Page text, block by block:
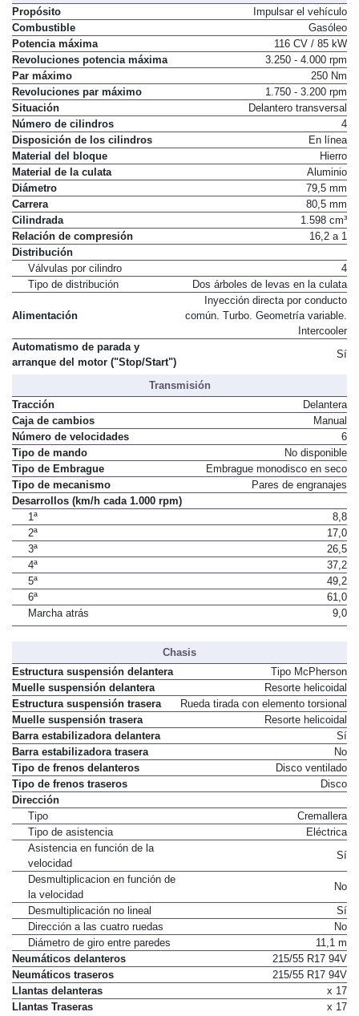
Propósito
Impulsar el vehículo
Combustible
Gasóleo
Potencia máxima
116 CV / 85 kW
Revoluciones potencia máxima
3.250 - 4.000 rpm
Par máximo
250 Nm
Revoluciones par máximo
1.750 - 3.200 rpm
Situación
Delantero transversal
Número de cilindros
4
Disposición de los cilindros
En línea
Material del bloque
Hierro
Material de la culata
Aluminio
Diámetro
79,5 mm
Carrera
80,5 mm
Cilindrada
1.598 cm³
Relación de compresión
16,2 a 1
Distribución
Válvulas por cilindro
4
Tipo de distribución
Dos árboles de levas en la culata
Alimentación
Inyección directa por conducto
común. Turbo. Geometría variable.
Intercooler
Automatismo de parada y
arranque del motor ("Stop/Start")
Sí
Transmisión
Tracción
Delantera
Caja de cambios
Manual
Número de velocidades
6
Tipo de mando
No disponible
Tipo de Embrague
Embrague monodisco en seco
Tipo de mecanismo
Pares de engranajes
Desarrollos (km/h cada 1.000 rpm)
1ª
8,8
2ª
17,0
3ª
26,5
4ª
37,2
5ª
49,2
6ª
61,0
Marcha atrás
9,0
Chasis
Estructura suspensión delantera
Tipo McPherson
Muelle suspensión delantera
Resorte helicoidal
Estructura suspensión trasera
Rueda tirada con elemento torsional
Muelle suspensión trasera
Resorte helicoidal
Barra estabilizadora delantera
Sí
Barra estabilizadora trasera
No
Tipo de frenos delanteros
Disco ventilado
Tipo de frenos traseros
Disco
Dirección
Tipo
Cremallera
Tipo de asistencia
Eléctrica
Asistencia en función de la
velocidad
Sí
Desmultiplicacion en función de
la velocidad
No
Desmultiplicación no lineal
Sí
Dirección a las cuatro ruedas
No
Diámetro de giro entre paredes
11,1 m
Neumáticos delanteros
215/55 R17 94V
Neumáticos traseros
215/55 R17 94V
Llantas delanteras
x 17
Llantas Traseras
x 17